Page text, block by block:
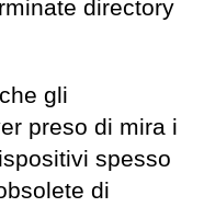
directory
gli
preso di mira i
spesso
di